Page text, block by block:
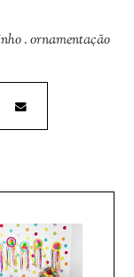
.ornamentação